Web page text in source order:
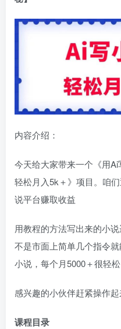
内容介绍：
今天给大家带来一个《用Ai
轻松月入5k＋》项目。咱
说平台赚取收益
用教程的方法写出来的小
不是市面上简单几个指令
小说，每个月5000＋很轻松
感兴趣的小伙伴赶紧操作
课程目录